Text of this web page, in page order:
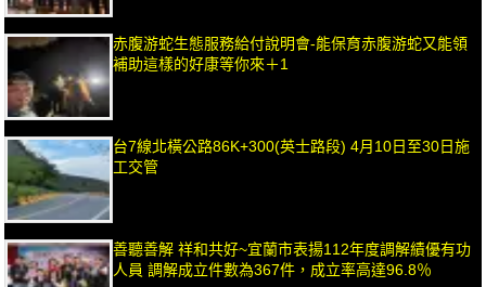
赤腹游蛇生態服務給付說明會-能保育赤腹游蛇又能領
補助這樣的好康等你來＋1
台7線北橫公路86K+300(英士路段) 4月10日至30日施
工交管
善聽善解 祥和共好~宜蘭市表揚112年度調解績優有功
人員 調解成立件數為367件，成立率高達96.8％